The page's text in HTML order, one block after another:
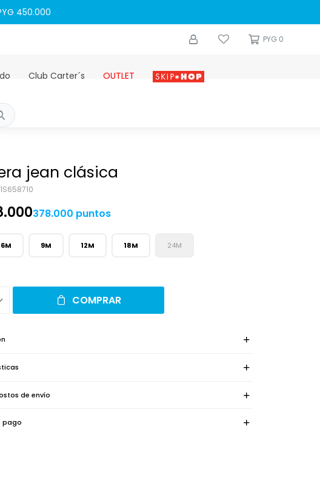
450.000
Club Carter´s OUTLET Skip-hop
PYG 0
jean clásica
378.000 puntos
6M 9M 12M 18M 24M
COMPRAR
de envío
pago